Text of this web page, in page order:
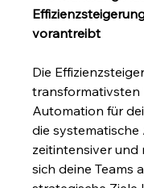
vorantreibt
Die
transformativsten
Automation für
die
zeitintensiver
sich deine Teams